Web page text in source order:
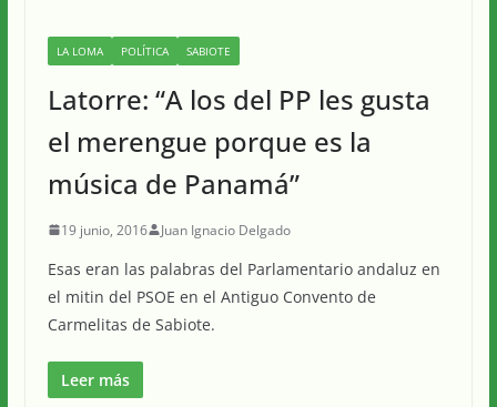
LA LOMA POLÍTICA SABIOTE
Latorre: “A los del PP les gusta
el merengue porque es la
música de Panamá”
19 junio, 2016 Juan Ignacio Delgado
Esas eran las palabras del Parlamentario andaluz en
el mitin del PSOE en el Antiguo Convento de
Carmelitas de Sabiote.
Leer más